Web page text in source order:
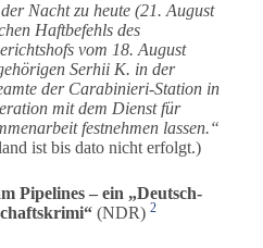
Nacht zu heute (21. August
Haftbefehls des
vom 18. August
Serhii K. in der
der Carabinieri-Station in
mit dem Dienst für
festnehmen lassen.“
ist bis dato nicht erfolgt.)
Pipelines – ein „Deutsch-
(NDR) 2